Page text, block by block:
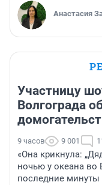
Анастасия
Участницу
Волгограда
9 часов 9 001
«Она крикнула:
ночью у океана во
последние